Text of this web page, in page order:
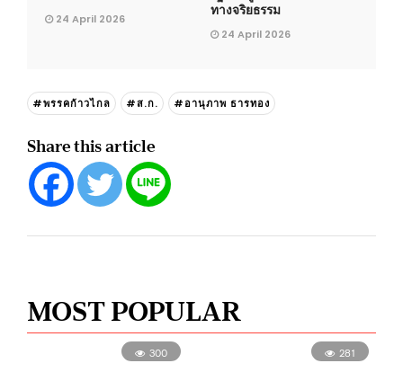
24 April 2026
ทางจริยธรรม
24 April 2026
#พรรคก้าวไกล #ส.ก. #อานุภาพ ธารทอง
Share this article
MOST POPULAR
300 281